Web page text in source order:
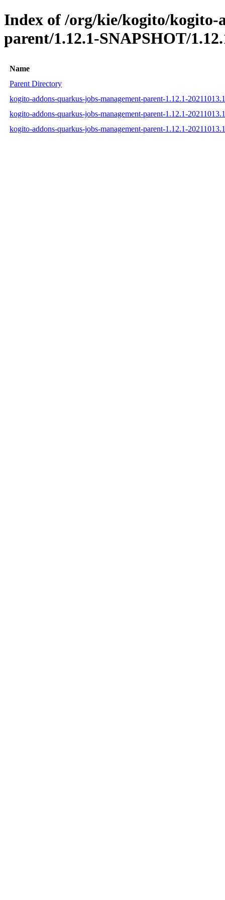
Index of /org/kie/kogito/kogito-
parent/1.12.1-SNAPSHOT/
Name
Parent Directory
kogito-addons-quarkus-jobs-management-parent-1.12.1-
kogito-addons-quarkus-jobs-management-parent-1.12.1-
kogito-addons-quarkus-jobs-management-parent-1.12.1-